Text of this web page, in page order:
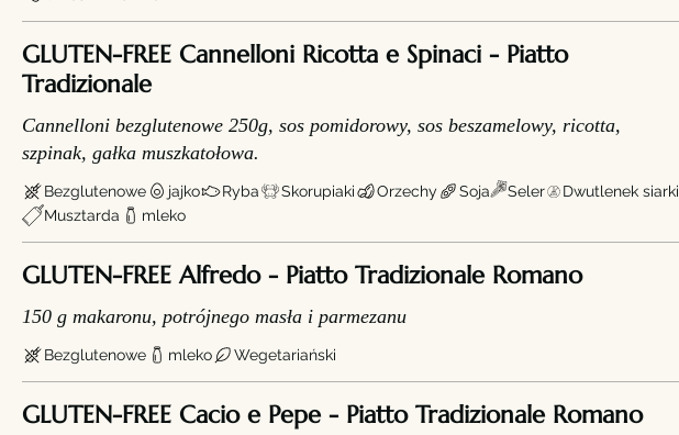
GLUTEN-FREE Cannelloni Ricotta e Spinaci - Piatto
Tradizionale
Cannelloni bezglutenowe 250g, sos pomidorowy, sos beszamelowy, ricotta,
szpinak, gałka muszkatołowa.
Bezglutenowe jajko Ryba Skorupiaki Orzechy Soja Seler
Dwutlenek siarki
Musztarda
mleko
GLUTEN-FREE Alfredo - Piatto Tradizionale Romano
150 g makaronu, potrójnego masła i parmezanu
Bezglutenowe mleko Wegetariański
GLUTEN-FREE Cacio e Pepe - Piatto Tradizionale Romano